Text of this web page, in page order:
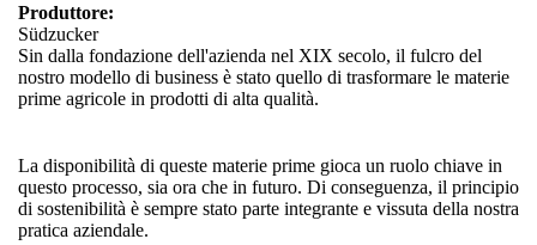
Produttore:
Südzucker
Sin dalla fondazione dell'azienda nel XIX secolo, il fulcro del
nostro modello di business è stato quello di trasformare le materie
prime agricole in prodotti di alta qualità.
La disponibilità di queste materie prime gioca un ruolo chiave in
questo processo, sia ora che in futuro. Di conseguenza, il principio
di sostenibilità è sempre stato parte integrante e vissuta della nostra
pratica aziendale.